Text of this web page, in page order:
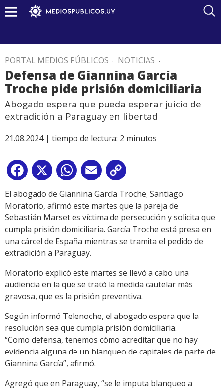
PORTAL MEDIOS PÚBLICOS . NOTICIAS .
Defensa de Giannina García
Troche pide prisión domiciliaria
Abogado espera que pueda esperar juicio de
extradición a Paraguay en libertad
21.08.2024 | tiempo de lectura: 2 minutos
Facebook
X WhatsApp
Email
Link
El abogado de Giannina García Troche, Santiago
Moratorio, afirmó este martes que la pareja de
Sebastián Marset es víctima de persecución y solicita que
cumpla prisión domiciliaria. García Troche está presa en
una cárcel de España mientras se tramita el pedido de
extradición a Paraguay.
Moratorio explicó este martes se llevó a cabo una
audiencia en la que se trató la medida cautelar más
gravosa, que es la prisión preventiva.
Según informó Telenoche, el abogado espera que la
resolución sea que cumpla prisión domiciliaria.
“Como defensa, tenemos cómo acreditar que no hay
evidencia alguna de un blanqueo de capitales de parte de
Giannina García”, afirmó.
Agregó que en Paraguay, “se le imputa blanqueo a